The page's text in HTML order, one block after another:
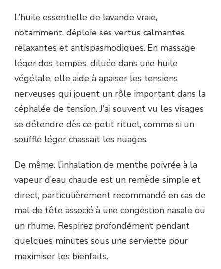
L’huile essentielle de lavande vraie,
notamment, déploie ses vertus calmantes,
relaxantes et antispasmodiques. En massage
léger des tempes, diluée dans une huile
végétale, elle aide à apaiser les tensions
nerveuses qui jouent un rôle important dans la
céphalée de tension. J’ai souvent vu les visages
se détendre dès ce petit rituel, comme si un
souffle léger chassait les nuages.
De même, l’inhalation de menthe poivrée à la
vapeur d’eau chaude est un remède simple et
direct, particulièrement recommandé en cas de
mal de tête associé à une congestion nasale ou
un rhume. Respirez profondément pendant
quelques minutes sous une serviette pour
maximiser les bienfaits.